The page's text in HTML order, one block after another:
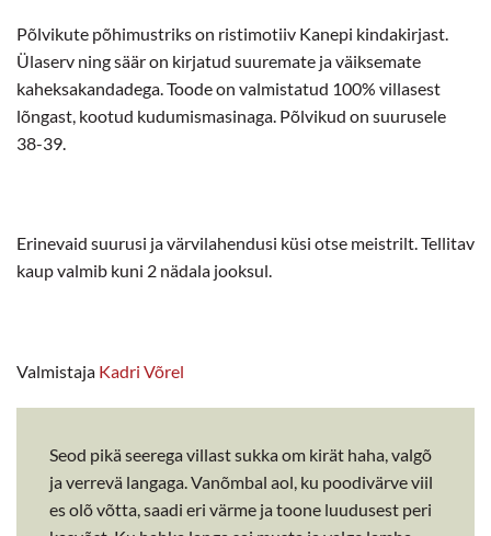
Põlvikute põhimustriks on ristimotiiv Kanepi kindakirjast.
Ülaserv ning säär on kirjatud suuremate ja väiksemate
kaheksakandadega. Toode on valmistatud 100% villasest
lõngast, kootud kudumismasinaga. Põlvikud on suurusele
38-39.
Erinevaid suurusi ja värvilahendusi küsi otse meistrilt. Tellitav
kaup valmib kuni 2 nädala jooksul.
Valmistaja Kadri Võrel
Seod pikä seerega villast sukka om kirät haha, valgõ
ja verrevä langaga. Vanõmbal aol, ku poodivärve viil
es olõ võtta, saadi eri värme ja toone luudusest peri